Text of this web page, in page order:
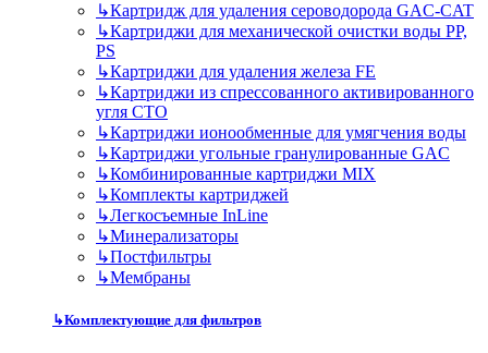
↳Картридж для удаления сероводорода GAC-CAT
↳Картриджи для механической очистки воды PP,
PS
↳Картриджи для удаления железа FE
↳Картриджи из спрессованного активированного
угля CTO
↳Картриджи ионообменные для умягчения воды
↳Картриджи угольные гранулированные GAC
↳Комбинированные картриджи MIX
↳Комплекты картриджей
↳Легкосъемные InLine
↳Минерализаторы
↳Постфильтры
↳Мембраны
↳Комплектующие для фильтров